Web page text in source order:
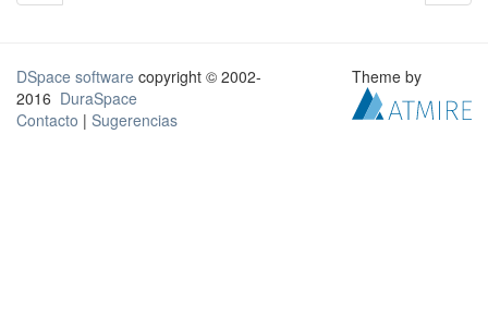
DSpace software copyright © 2002-
2016 DuraSpace
Contacto | Sugerencias
Theme by